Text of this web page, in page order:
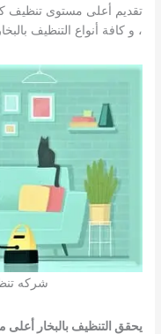
تقديم أعلى مستوى تنظيف
، و كافة أنواع التنظيف
شركه
يحقق التنظيف بالبخار أعلى